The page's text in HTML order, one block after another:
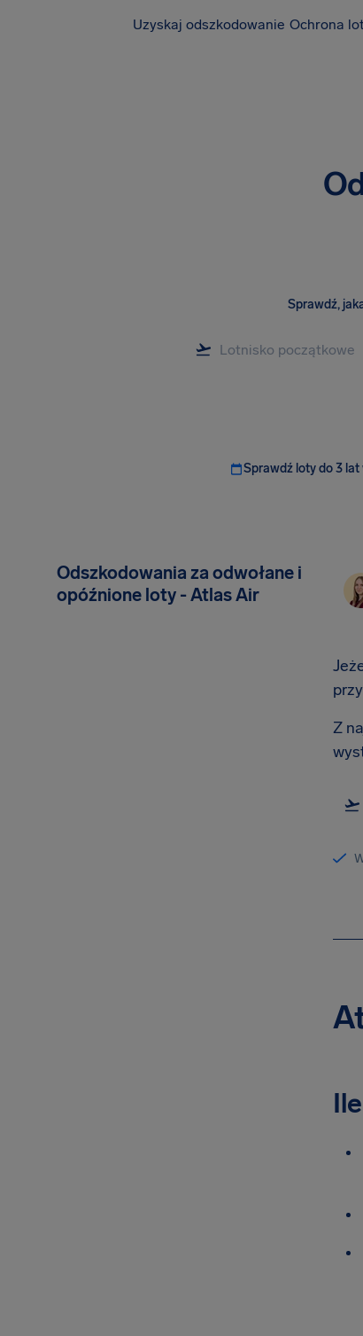
Uzyskaj odszkodowanie Ochrona
Sprawdź,
Sprawdź loty do 3
Odszkodowania za odwołane i
opóźnione loty - Atlas Air
Z